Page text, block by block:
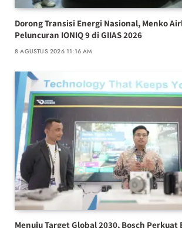
Dorong Transisi Energi Nasional, Menko
Peluncuran IONIQ 9 di GIIAS 2026
8 AGUSTUS 2026 11:16 AM
Menuju Target Global 2030, Bosch Perkuat